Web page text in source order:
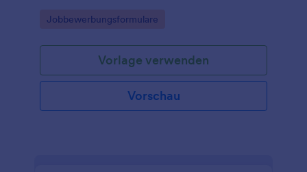
Go to Category:
Jobbewerbungsformulare
Vorlage verwenden
Vorschau